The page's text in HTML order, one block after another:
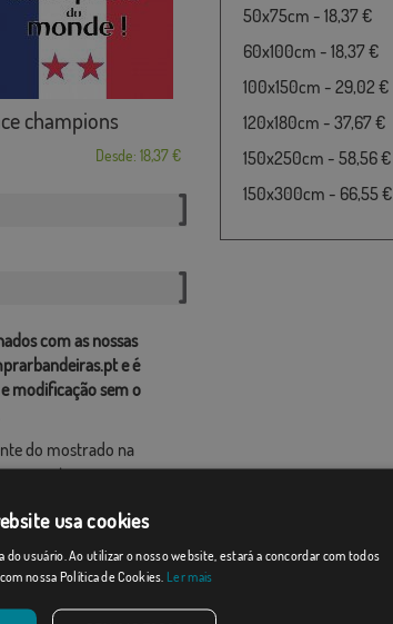
champions
Desde: 18,37 €
com as nossas
e é
modificação sem o
do mostrado na
mastro.
cores.
50x75cm - 18,37 €
60x100cm - 18,37 €
100x150cm - 29,02 €
120x180cm - 37,67 €
150x250cm - 58,56 €
150x300cm - 66,55 €
usa cookies
usuário. Ao utilizar o nosso website, estará a concordar com todos
nossa Política de Cookies. Ler mais